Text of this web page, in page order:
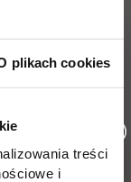
plikach cookies
treści
i